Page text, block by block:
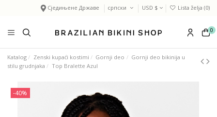
Сједињене Државе српски USD $ Lista želja (0)
0
Katalog Zenski kupaći kostimi Gornji deo
Gornji deo bikinija u
stilu grudnjaka
Top Bralette Azul
-40%